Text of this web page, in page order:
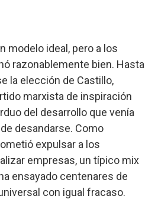
modelo ideal, pero a los
razonablemente bien. Hasta
la elección de Castillo,
marxista de inspiración
del desarrollo que venía
desandarse. Como
expulsar a los
empresas, un típico mix
ensayado centenares de
con igual fracaso.